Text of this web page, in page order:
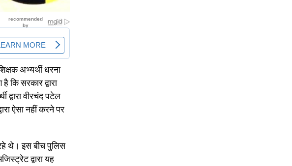
अभ्यर्थी धरना
कि सरकार द्वारा
वीरचंद पटेल
ऐसा नहीं करने पर
रहे थे। इस बीच पुलिस
द्वारा यह